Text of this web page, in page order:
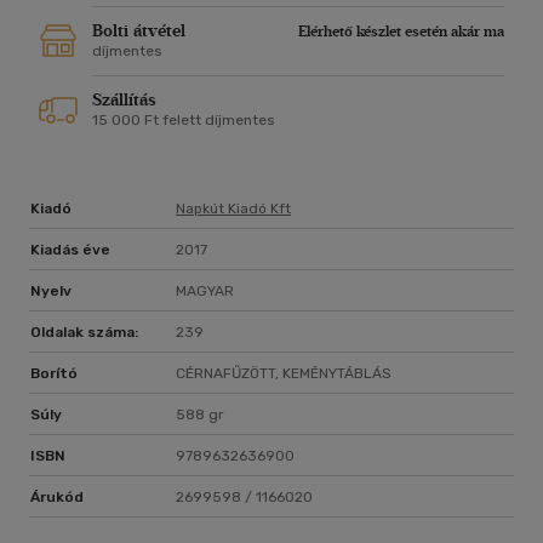
szerepkatalógussal, sajtóbibliográfiával, hogy a színész
utókora megismerhesse az embert, s hogy emigráns
magunkat is jobban megérthessük.
Bolti átvétel
Elérhető készlet esetén akár ma
díjmentes
Szállítás
15 000 Ft felett díjmentes
Kiadó Napkút Kiadó Kft
Kiadás éve 2017
Nyelv MAGYAR
Oldalak száma: 239
Borító CÉRNAFŰZÖTT, KEMÉNYTÁBLÁS
Súly 588 gr
ISBN 9789632636900
Árukód 2699598 / 1166020